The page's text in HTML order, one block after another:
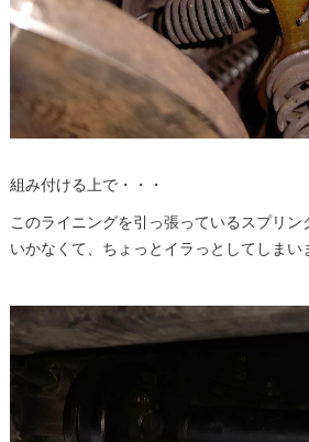
組み付ける上で・・・
このライニングを引っ張っているスプリン
いかなくて、ちょっとイラっとしてしまい